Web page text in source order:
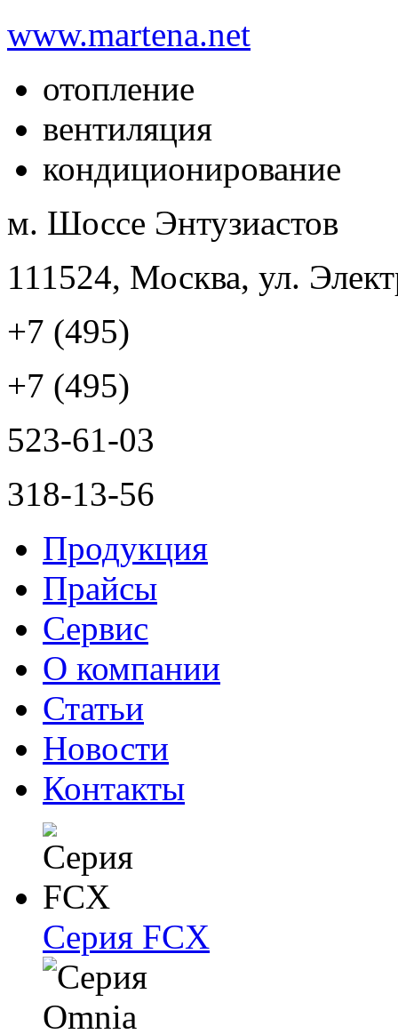
www.martena.net
отопление
вентиляция
кондиционирование
м. Шоссе Энтузиастов
111524, Москва, ул.
+7 (495)
+7 (495)
523-61-03
318-13-56
Продукция
Прайсы
Сервис
О компании
Статьи
Новости
Контакты
Серия FCX